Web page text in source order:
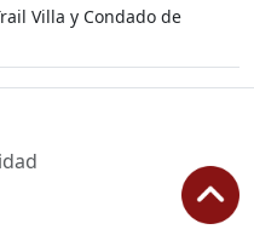
Villa y Condado de